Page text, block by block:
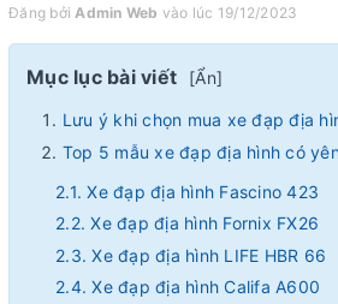
Đăng bởiAdmin Web vào lúc 19/12/2023
Mục lục bài viết [Ẩn]
Lưu ý khi chọn mua xe đạp địa
Top 5 mẫu xe đạp địa hình có
2.1. Xe đạp địa hình Fascino 423
2.2. Xe đạp địa hình Fornix FX26
2.3. Xe đạp địa hình LIFE HBR 66
2.4. Xe đạp địa hình Califa A600